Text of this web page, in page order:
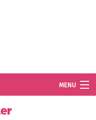
MENU